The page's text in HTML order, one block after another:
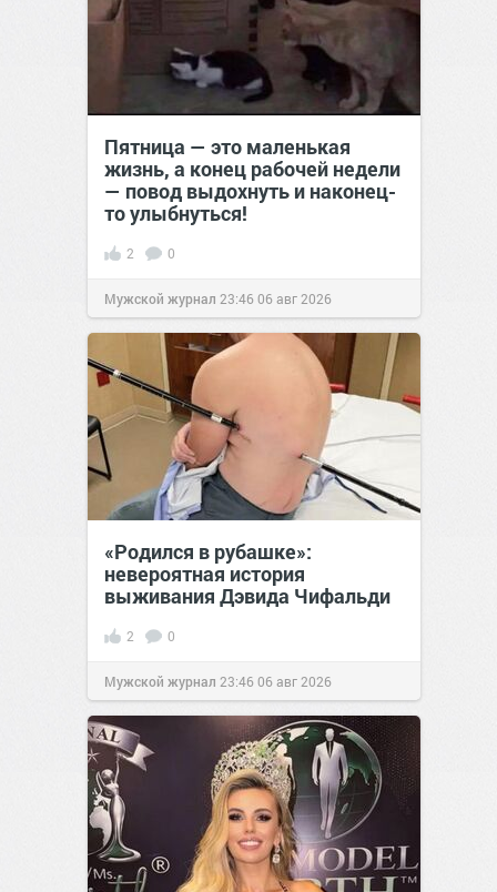
Пятница — это маленькая
жизнь, а конец рабочей недели
— повод выдохнуть и наконец-
то улыбнуться!
2 0
Мужской журнал 23:4606 авг 2026
«Родился в рубашке»:
невероятная история
выживания Дэвида Чифальди
2 0
Мужской журнал 23:4606 авг 2026